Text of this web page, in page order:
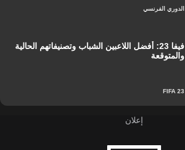
الدوري الفرنسي
FIFA 23
فيفا 23: أفضل اللاعبين الشباب وتصنيفاتهم الحالية
والمتوقعة